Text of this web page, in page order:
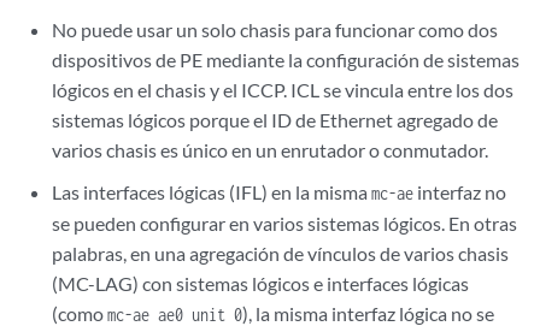
No puede usar un solo chasis para funcionar como dos
dispositivos de PE mediante la configuración de sistemas
lógicos en el chasis y el ICCP. ICL se vincula entre los dos
sistemas lógicos porque el ID de Ethernet agregado de
varios chasis es único en un enrutador o conmutador.
Las interfaces lógicas (IFL) en la mismamc-ae interfaz no
se pueden configurar en varios sistemas lógicos. En otras
palabras, en una agregación de vínculos de varios chasis
(MC-LAG) con sistemas lógicos e interfaces lógicas
(comomc-ae ae0 unit 0), la misma interfaz lógica no se